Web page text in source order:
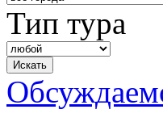
Тип тура